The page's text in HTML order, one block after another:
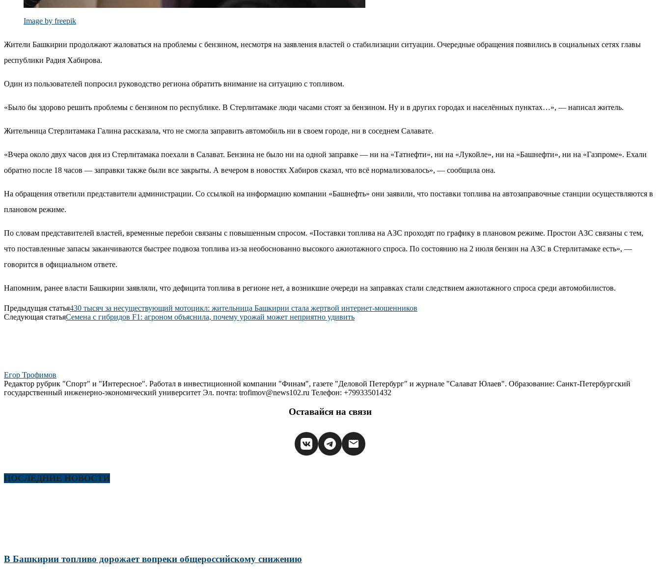
Image by freepik
Жители Башкирии продолжают жаловаться на проблемы с бензином, несмотря на заявления властей о стабилизации ситуации. Очередные обращения появились в социальных сетях главы
республики Радия Хабирова.
Один из пользователей попросил руководство региона обратить внимание на ситуацию с топливом.
«Было бы здорово решить проблемы с бензином по республике. В Стерлитамаке люди часами стоят за бензином. Ну и в других городах и населённых пунктах…», — написал житель.
Жительница Стерлитамака Галина рассказала, что не смогла заправить автомобиль ни в своем городе, ни в соседнем Салавате.
«Вчера около двух часов дня из Стерлитамака поехали в Салават. Бензина не было ни на одной заправке — ни на «Татнефти», ни на «Лукойле», ни на «Башнефти», ни на «Газпроме». Ехали
обратно после 18 часов — заправки также были все закрыты. А вечером в новостях Хабиров сказал, что всё нормализовалось», — сообщила она.
На обращения ответили представители администрации. Со ссылкой на информацию компании «Башнефть» они заявили, что поставки топлива на автозаправочные станции осуществляются в
плановом режиме.
По словам представителей властей, временные перебои связаны с повышенным спросом. «Поставки топлива на АЗС проходят по графику в плановом режиме. Простои АЗС связаны с тем,
что поставленные запасы заканчиваются быстрее подвоза топлива из-за необоснованно высокого ажиотажного спроса. По состоянию на 2 июля бензин на АЗС в Стерлитамаке есть», —
говорится в официальном ответе.
Напомним, ранее власти Башкирии заявляли, что дефицита топлива в регионе нет, а возникшие очереди на заправках стали следствием ажиотажного спроса среди автомобилистов.
Предыдущая статья430 тысяч за несуществующий мотоцикл: жительница Башкирии стала жертвой интернет-мошенников
Следующая статьяСемена с гибридов F1: агроном объяснила, почему урожай может неприятно удивить
Егор Трофимов
Редактор рубрик "Спорт" и "Интересное". Работал в инвестиционной компании "Финам", газете "Деловой Петербург" и журнале "Салават Юлаев". Образование: Санкт-Петербургский
государственный инженерно-экономический университет Эл. почта: trofimov@news102.ru Телефон: +79933501432
Оставайся на связи
ПОСЛЕДНИЕ НОВОСТИ
В Башкирии топливо дорожает вопреки общероссийскому снижению